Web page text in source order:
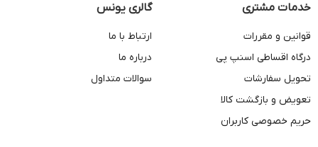
خدمات مشتری
قوانین و مقررات
درگاه اقساطی اسنپ پی
تحویل سفارشات
تعویض و بازگشت کالا
حریم خصوصی کاربران
گالری یونس
ارتباط با ما
درباره ما
سوالات متداول